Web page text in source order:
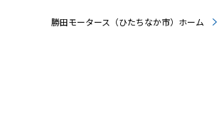
勝田モータース（ひたちなか市）ホーム